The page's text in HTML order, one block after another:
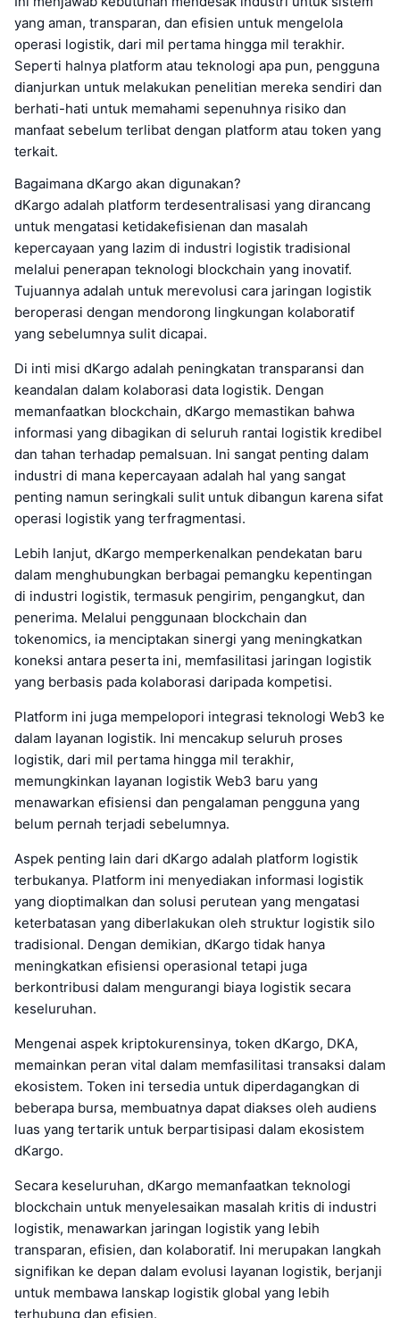
yang aman, transparan, dan efisien untuk mengelola
operasi logistik, dari mil pertama hingga mil terakhir.
Seperti halnya platform atau teknologi apa pun, pengguna
dianjurkan untuk melakukan penelitian mereka sendiri dan
berhati-hati untuk memahami sepenuhnya risiko dan
manfaat sebelum terlibat dengan platform atau token yang
terkait.
Bagaimana dKargo akan digunakan?
dKargo adalah platform terdesentralisasi yang dirancang
untuk mengatasi ketidakefisienan dan masalah
kepercayaan yang lazim di industri logistik tradisional
melalui penerapan teknologi blockchain yang inovatif.
Tujuannya adalah untuk merevolusi cara jaringan logistik
beroperasi dengan mendorong lingkungan kolaboratif
yang sebelumnya sulit dicapai.
Di inti misi dKargo adalah peningkatan transparansi dan
keandalan dalam kolaborasi data logistik. Dengan
memanfaatkan blockchain, dKargo memastikan bahwa
informasi yang dibagikan di seluruh rantai logistik kredibel
dan tahan terhadap pemalsuan. Ini sangat penting dalam
industri di mana kepercayaan adalah hal yang sangat
penting namun seringkali sulit untuk dibangun karena sifat
operasi logistik yang terfragmentasi.
Lebih lanjut, dKargo memperkenalkan pendekatan baru
dalam menghubungkan berbagai pemangku kepentingan
di industri logistik, termasuk pengirim, pengangkut, dan
penerima. Melalui penggunaan blockchain dan
tokenomics, ia menciptakan sinergi yang meningkatkan
koneksi antara peserta ini, memfasilitasi jaringan logistik
yang berbasis pada kolaborasi daripada kompetisi.
Platform ini juga mempelopori integrasi teknologi Web3 ke
dalam layanan logistik. Ini mencakup seluruh proses
logistik, dari mil pertama hingga mil terakhir,
memungkinkan layanan logistik Web3 baru yang
menawarkan efisiensi dan pengalaman pengguna yang
belum pernah terjadi sebelumnya.
Aspek penting lain dari dKargo adalah platform logistik
terbukanya. Platform ini menyediakan informasi logistik
yang dioptimalkan dan solusi perutean yang mengatasi
keterbatasan yang diberlakukan oleh struktur logistik silo
tradisional. Dengan demikian, dKargo tidak hanya
meningkatkan efisiensi operasional tetapi juga
berkontribusi dalam mengurangi biaya logistik secara
keseluruhan.
Mengenai aspek kriptokurensinya, token dKargo, DKA,
memainkan peran vital dalam memfasilitasi transaksi dalam
ekosistem. Token ini tersedia untuk diperdagangkan di
beberapa bursa, membuatnya dapat diakses oleh audiens
luas yang tertarik untuk berpartisipasi dalam ekosistem
dKargo.
Secara keseluruhan, dKargo memanfaatkan teknologi
blockchain untuk menyelesaikan masalah kritis di industri
logistik, menawarkan jaringan logistik yang lebih
transparan, efisien, dan kolaboratif. Ini merupakan langkah
signifikan ke depan dalam evolusi layanan logistik, berjanji
untuk membawa lanskap logistik global yang lebih
terhubung dan efisien.